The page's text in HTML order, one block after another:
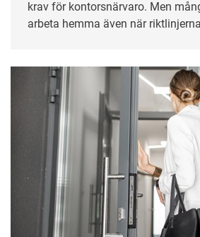
krav för kontorsnärvaro. Men
arbeta hemma även när